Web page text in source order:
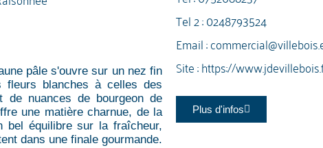
pâle s'ouvre sur un nez fin
blanches à celles des
de nuances de bourgeon de
une matière charnue, de la
bel équilibre sur la fraîcheur,
dans une finale gourmande.
Tel 2 :0248793524
Email :
Site :https://
Plus d'infos